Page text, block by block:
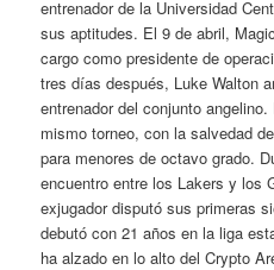
entrenador de la Universidad
sus aptitudes. El 9 de abril,
cargo como presidente de
tres días después, Luke Walton
entrenador del conjunto
mismo torneo, con la salvedad
para menores de octavo grado.
encuentro entre los Lakers y los
exjugador disputó sus primeras
debutó con 21 años en la liga
ha alzado en lo alto del Crypto